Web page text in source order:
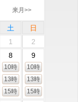
来月>>
土
日
1
2
8
10時
13時
15時
9
10時
13時
15時